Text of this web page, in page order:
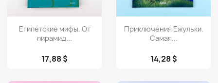
Просмотр
Египетские мифы. От
пирамид...
17,88 $
Просмотр
Приключения Ежульки.
Самая...
14,28 $